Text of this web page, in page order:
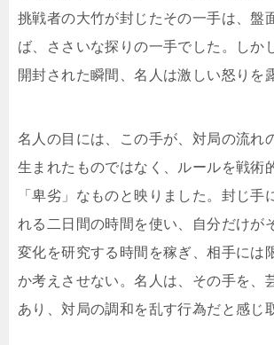
挑戦者の大竹が封じたその一手は、盤
ば、ささいな探りの一手でした。しか
開封された瞬間、名人は激しい怒りを
名人の目には、この手が、対局の流れ
生まれたものではなく、ルールを戦術
「卑劣」なものと映りました。封じ手
れる二日間の時間を使い、自分だけが
変化を研究する時間を稼ぎ、相手には
か考えさせない。名人は、その手を、
あり、対局の調和を乱す行為だと感じ